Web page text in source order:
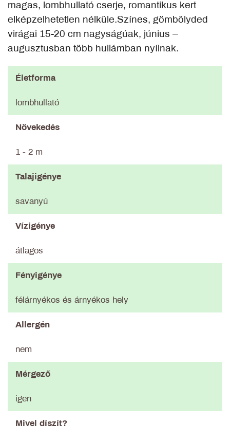
magas, lombhullató cserje, romantikus kert
elképzelhetetlen nélküle.Színes, gömbölyded
virágai 15-20 cm nagyságúak, június –
augusztusban több hullámban nyílnak.
Életforma
lombhullató
Növekedés
1 - 2 m
Talajigénye
savanyú
Vízigénye
átlagos
Fényigénye
félárnyékos és árnyékos hely
Allergén
nem
Mérgező
igen
Mivel díszít?